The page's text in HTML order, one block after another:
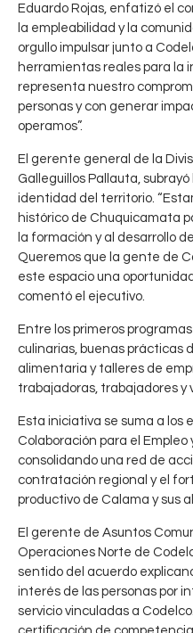
Eduardo Rojas, enfatizó el
la empleabilidad y la
orgullo impulsar junto a
herramientas reales para la
representa nuestro
personas y con generar
operamos”.
El gerente general de la
Galleguillos Pallauta,
identidad del territorio.
histórico de Chuquicamata
la formación y al desarrollo
Queremos que la gente de
este espacio una
comentó el ejecutivo.
Entre los primeros
culinarias, buenas prácticas
alimentaria y talleres de
trabajadoras, trabajadores y
Esta iniciativa se suma a los
Colaboración para el Empleo
consolidando una red de
contratación regional y el
productivo de Calama y sus
El gerente de Asuntos
Operaciones Norte de
sentido del acuerdo
interés de las personas por
servicio vinculadas a
0
, CODELCO
C
h
u
q
u
i
c
m
a
t
12
CHUQUICAMATA
E
x
e
l
e
n
i
a
O
p
e